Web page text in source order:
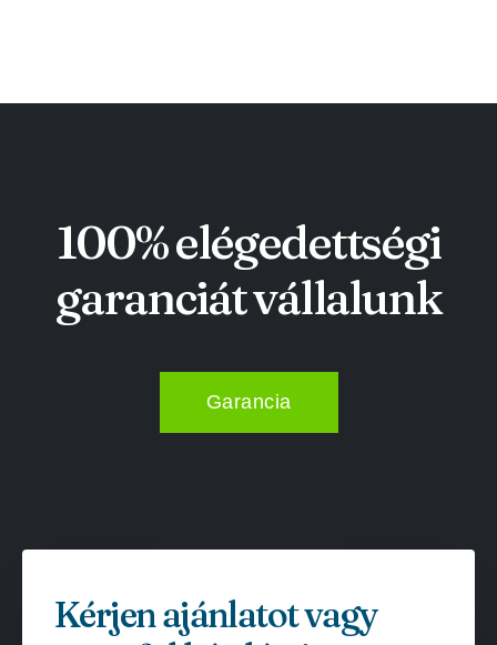
100% elégedettségi
garanciát vállalunk
Garancia
Kérjen ajánlatot vagy